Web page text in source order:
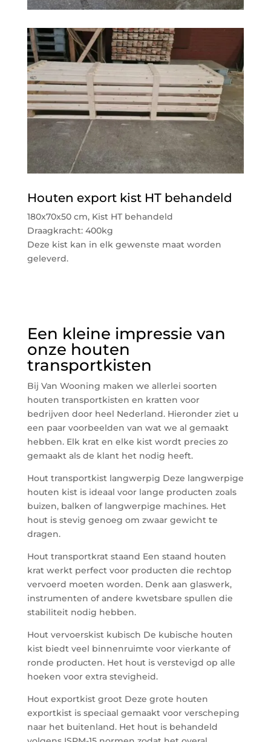
Houten export kist HT behandeld
180x70x50 cm, Kist HT behandeld
Draagkracht: 400kg
Deze kist kan in elk gewenste maat worden
geleverd.
Een kleine impressie van
onze houten
transportkisten
Bij Van Wooning maken we allerlei soorten
houten transportkisten en kratten voor
bedrijven door heel Nederland. Hieronder ziet u
een paar voorbeelden van wat we al gemaakt
hebben. Elk krat en elke kist wordt precies zo
gemaakt als de klant het nodig heeft.
Hout transportkist langwerpig Deze langwerpige
houten kist is ideaal voor lange producten zoals
buizen, balken of langwerpige machines. Het
hout is stevig genoeg om zwaar gewicht te
dragen.
Hout transportkrat staand Een staand houten
krat werkt perfect voor producten die rechtop
vervoerd moeten worden. Denk aan glaswerk,
instrumenten of andere kwetsbare spullen die
stabiliteit nodig hebben.
Hout vervoerskist kubisch De kubische houten
kist biedt veel binnenruimte voor vierkante of
ronde producten. Het hout is verstevigd op alle
hoeken voor extra stevigheid.
Hout exportkist groot Deze grote houten
exportkist is speciaal gemaakt voor verscheping
naar het buitenland. Het hout is behandeld